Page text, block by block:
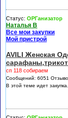
Статус:ОРГанизатор
Наталья В
Все мои закупки
Мой пристрой
AVILI Женская
сп 118 собираем
Сообщений: 6051
В этой теме идет закупка.